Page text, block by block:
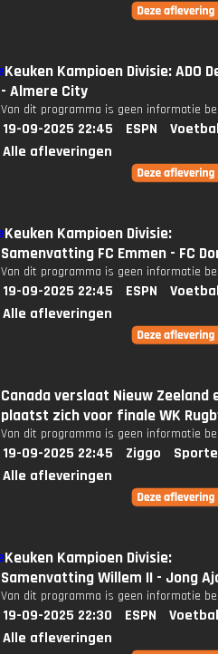
Keuken Kampioen Divisie: ADO
- Almere City
Van dit programma is geen informatie
19-09-2025 22:45 ESPN
Alle afleveringen
Keuken Kampioen Divisie:
Samenvatting FC Emmen - FC
Van dit programma is geen informatie
19-09-2025 22:45 ESPN
Alle afleveringen
Canada verslaat Nieuw Zeeland
plaatst zich voor finale WK
Van dit programma is geen informatie
19-09-2025 22:45 Ziggo
Alle afleveringen
Keuken Kampioen Divisie:
Samenvatting Willem II - Jong
Van dit programma is geen informatie
19-09-2025 22:30 ESPN
Alle afleveringen